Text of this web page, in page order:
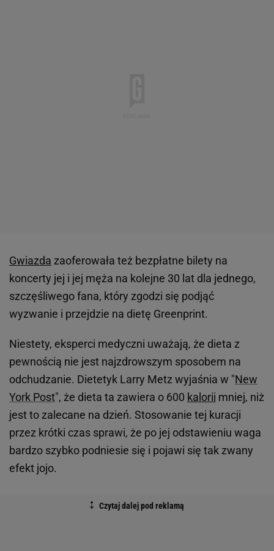
Gwiazda zaoferowała też bezpłatne bilety na
koncerty jej i jej męża na kolejne 30 lat dla jednego,
szczęśliwego fana, który zgodzi się podjąć
wyzwanie i przejdzie na dietę Greenprint.
Niestety, eksperci medyczni uważają, że dieta z
pewnością nie jest najzdrowszym sposobem na
odchudzanie. Dietetyk Larry Metz wyjaśnia w "New
York Post", że dieta ta zawiera o 600 kalorii mniej, niż
jest to zalecane na dzień. Stosowanie tej kuracji
przez krótki czas sprawi, że po jej odstawieniu waga
bardzo szybko podniesie się i pojawi się tak zwany
efekt jojo.